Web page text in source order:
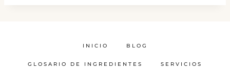
INICIO BLOG
GLOSARIO DE INGREDIENTES SERVICIOS